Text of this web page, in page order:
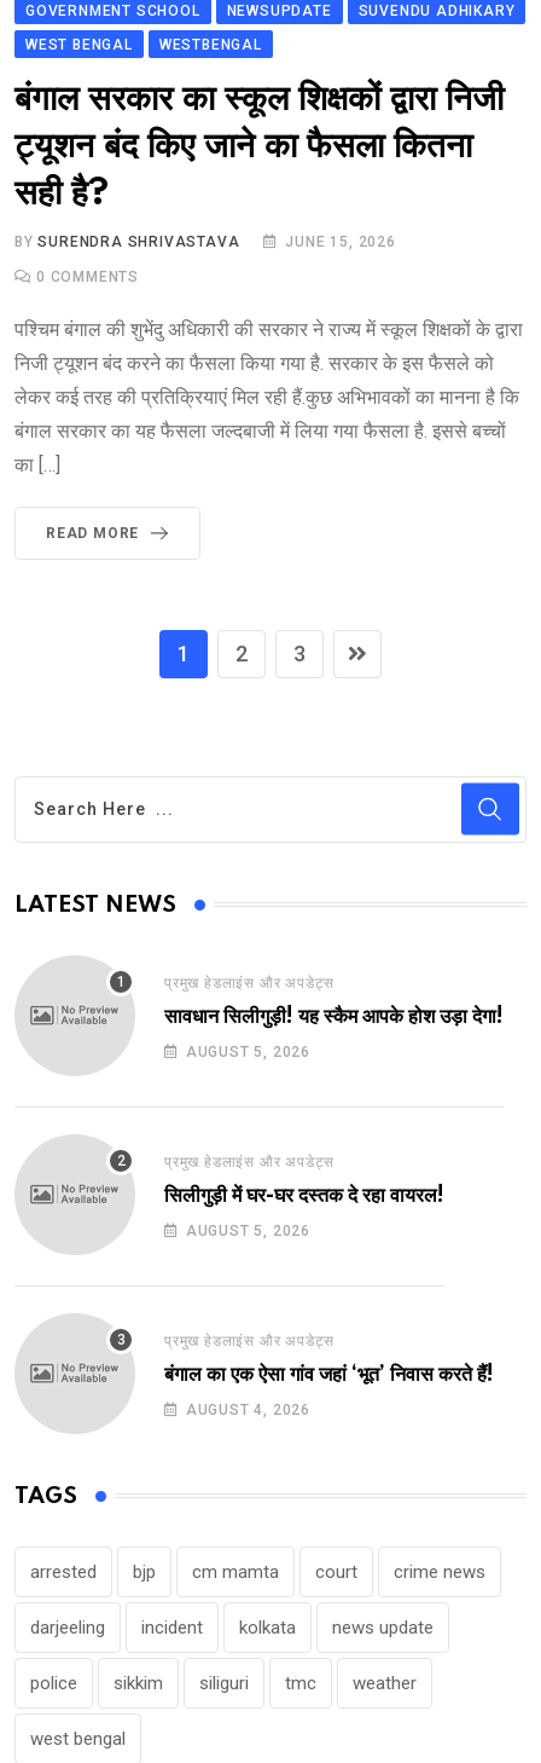
GOVERNMENT SCHOOL
NEWSUPDATE
SUVENDU ADHIKARY
WEST BENGAL
WESTBENGAL
बंगाल सरकार का स्कूल शिक्षकों द्वारा निजी
ट्यूशन बंद किए जाने का फैसला कितना
सही है?
BYSURENDRA SHRIVASTAVA JUNE 15, 2026
0 COMMENTS
पश्चिम बंगाल की शुभेंदु अधिकारी की सरकार ने राज्य में स्कूल शिक्षकों के द्वारा
निजी ट्यूशन बंद करने का फैसला किया गया है. सरकार के इस फैसले को
लेकर कई तरह की प्रतिक्रियाएं मिल रही हैं.कुछ अभिभावकों का मानना है कि
बंगाल सरकार का यह फैसला जल्दबाजी में लिया गया फैसला है. इससे बच्चों
का […]
READ MORE
1 2 3
LATEST NEWS
प्रमुख हेडलाइंस और अपडेट्स
सावधान सिलीगुड़ी! यह स्कैम आपके होश उड़ा देगा!
AUGUST 5, 2026
प्रमुख हेडलाइंस और अपडेट्स
सिलीगुड़ी में घर-घर दस्तक दे रहा वायरल!
AUGUST 5, 2026
प्रमुख हेडलाइंस और अपडेट्स
बंगाल का एक ऐसा गांव जहां ‘भूत’ निवास करते हैं!
AUGUST 4, 2026
TAGS
arrested bjp cm mamta court crime news
darjeeling incident kolkata news update
police sikkim siliguri tmc weather
west bengal